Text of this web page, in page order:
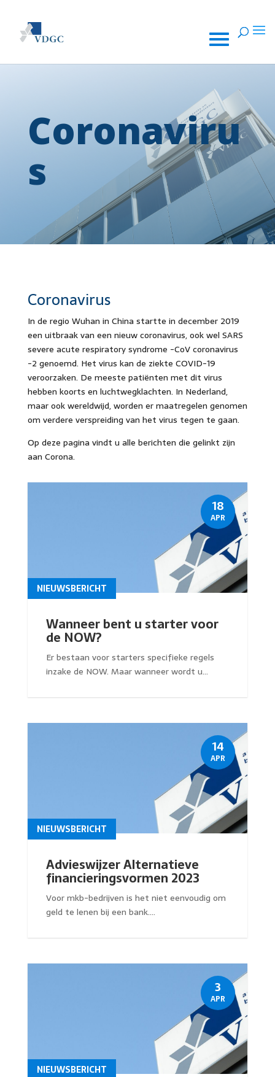
Coronaviru
s
Coronavirus
In de regio Wuhan in China startte in december 2019
een uitbraak van een nieuw coronavirus, ook wel SARS
severe acute respiratory syndrome -CoV coronavirus
-2 genoemd. Het virus kan de ziekte COVID-19
veroorzaken. De meeste patiënten met dit virus
hebben koorts en luchtwegklachten. In Nederland,
maar ook wereldwijd, worden er maatregelen genomen
om verdere verspreiding van het virus tegen te gaan.
Op deze pagina vindt u alle berichten die gelinkt zijn
aan Corona.
Wanneer bent u starter voor
de NOW?
NIEUWSBERICHT
Er bestaan voor starters specifieke regels
inzake de NOW. Maar wanneer wordt u...
18
APR
Advieswijzer Alternatieve
financieringsvormen 2023
NIEUWSBERICHT
Voor mkb-bedrijven is het niet eenvoudig om
geld te lenen bij een bank....
14
APR
NIEUWSBERICHT
3
APR